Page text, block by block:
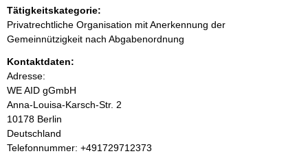
n
i
n
h
a
r
r
Tätigkeitskategorie:
Privatrechtliche Organisation mit Anerkennung der
Gemeinnützigkeit nach Abgabenordnung
Kontaktdaten:
Adresse:
WE AID gGmbH
Anna-Louisa-Karsch-Str. 2
10178 Berlin
Deutschland
K
Telefonnummer: +491729712373